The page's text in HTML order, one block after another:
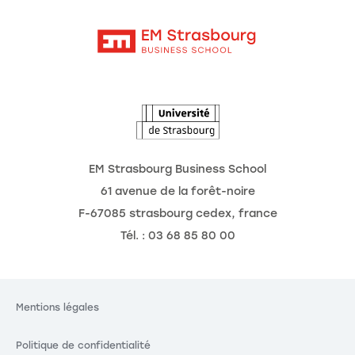
EM Strasbourg Business School
61 avenue de la forêt-noire
F-67085 strasbourg cedex, france
Tél. : 03 68 85 80 00
Mentions légales
Politique de confidentialité